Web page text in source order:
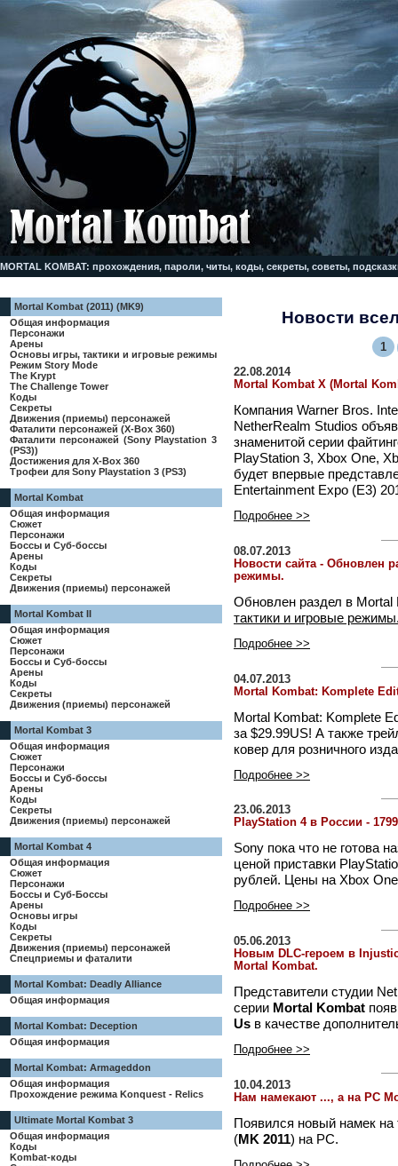
MORTAL KOMBAT: прохождения, пароли, читы, коды, секреты, советы,
Mortal Kombat (2011) (MK9)
Общая информация
Персонажи
Арены
Основы игры, тактики и игровые режимы
Режим Story Mode
The Krypt
The Challenge Tower
Коды
Секреты
Движения (приемы) персонажей
Фаталити персонажей (X-Box 360)
Фаталити персонажей (Sony Playstation 3
(PS3))
Достижения для X-Box 360
Трофеи для Sony Playstation 3 (PS3)
Mortal Kombat
Общая информация
Сюжет
Персонажи
Боссы и Суб-боссы
Арены
Коды
Секреты
Движения (приемы) персонажей
Mortal Kombat II
Общая информация
Сюжет
Персонажи
Боссы и Суб-боссы
Арены
Коды
Секреты
Движения (приемы) персонажей
Mortal Kombat 3
Общая информация
Сюжет
Персонажи
Боссы и Суб-боссы
Арены
Коды
Секреты
Движения (приемы) персонажей
Mortal Kombat 4
Общая информация
Сюжет
Персонажи
Боссы и Суб-Боссы
Арены
Основы игры
Коды
Секреты
Движения (приемы) персонажей
Спецприемы и фаталити
Mortal Kombat: Deadly Alliance
Общая информация
Mortal Kombat: Deception
Общая информация
Mortal Kombat: Armageddon
Общая информация
Прохождение режима Konquest - Relics
Ultimate Mortal Kombat 3
Общая информация
Коды
Kombat-коды
Новости
1
22.08.2014
Mortal Kombat X (Mortal
Компания Warner Bros.
NetherRealm Studios
знаменитой серии
PlayStation 3, Xbox One,
будет впервые
Entertainment Expo (E3)
Подробнее >>
08.07.2013
Новости сайта - Обновлен
режимы.
Обновлен раздел в
тактики и игровые
Подробнее >>
04.07.2013
Mortal Kombat: Komplete
Mortal Kombat: Komplete
за $29.99US! А также
ковер для розничного
Подробнее >>
23.06.2013
PlayStation 4 в России -
Sony пока что не готова
ценой приставки
рублей. Цены на Xbox
Подробнее >>
05.06.2013
Новым DLC-героем в
Mortal Kombat.
Представители студии
серии Mortal Kombat
Us в качестве
Подробнее >>
10.04.2013
Нам намекают ..., а на PC
Появился новый намек на
(MK 2011) на PC.